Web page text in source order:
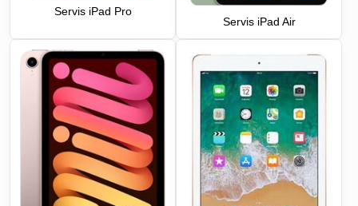
Servis iPad Pro
Servis iPad Air